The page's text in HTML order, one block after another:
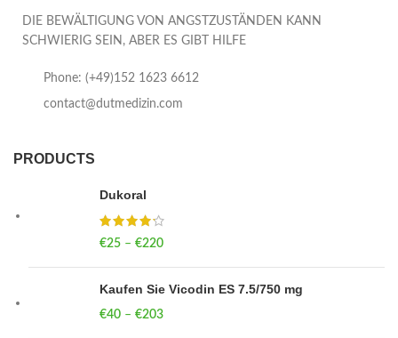
DIE BEWÄLTIGUNG VON ANGSTZUSTÄNDEN KANN
SCHWIERIG SEIN, ABER ES GIBT HILFE
Phone: (+49)152 1623 6612
contact@dutmedizin.com
PRODUCTS
Dukoral
€25 – €220
Kaufen Sie Vicodin ES 7.5/750 mg
€40 – €203